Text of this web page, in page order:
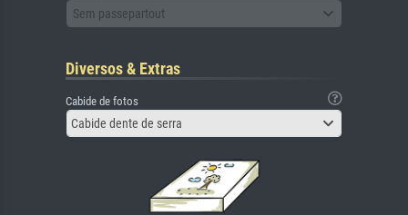
Sem passepartout
Diversos & Extras
Cabide de fotos
Cabide dente de serra